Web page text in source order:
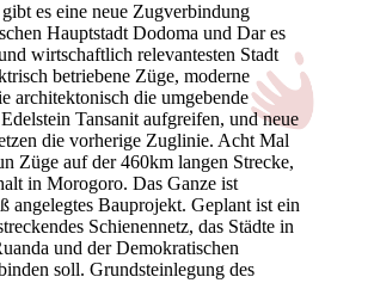
es eine neue Zugverbindung
Hauptstadt Dodoma und Dar es
wirtschaftlich relevantesten Stadt
betriebene Züge, moderne
architektonisch die umgebende
Tansanit aufgreifen, und neue
die vorherige Zuglinie. Acht Mal
Züge auf der 460km langen Strecke,
in Morogoro. Das Ganze ist
angelegtes Bauprojekt. Geplant ist ein
Schienennetz, das Städte in
und der Demokratischen
soll. Grundsteinlegung des